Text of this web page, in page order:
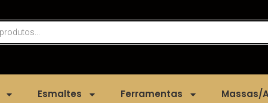
Esmaltes Ferramentas Massas/